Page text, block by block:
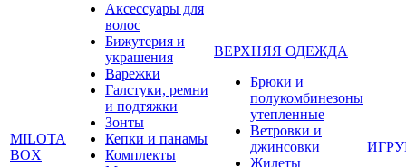
MILOTA
BOX
Аксессуары для
волос
Бижутерия и
украшения
Варежки
Галстуки, ремни
и подтяжки
Зонты
Кепки и панамы
Комплекты
ВЕРХНЯЯ ОДЕЖДА
Брюки и
полукомбинезоны
утепленные
Ветровки и
джинсовки
Жилеты